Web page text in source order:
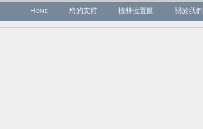
Home 您的支持 植林位置圖 關於我們